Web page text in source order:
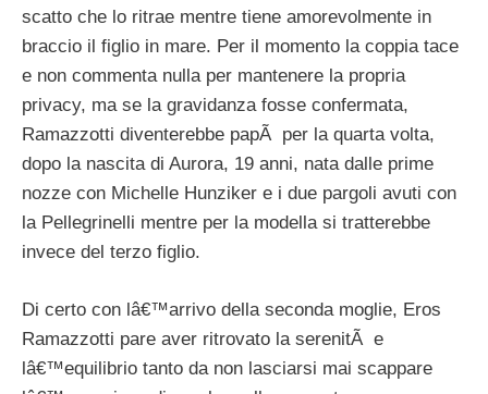
scatto che lo ritrae mentre tiene amorevolmente in
braccio il figlio in mare. Per il momento la coppia tace
e non commenta nulla per mantenere la propria
privacy, ma se la gravidanza fosse confermata,
Ramazzotti diventerebbe papÃ per la quarta volta,
dopo la nascita di Aurora, 19 anni, nata dalle prime
nozze con Michelle Hunziker e i due pargoli avuti con
la Pellegrinelli mentre per la modella si tratterebbe
invece del terzo figlio.
Di certo con lâ€™arrivo della seconda moglie, Eros
Ramazzotti pare aver ritrovato la serenitÃ e
lâ€™equilibrio tanto da non lasciarsi mai scappare